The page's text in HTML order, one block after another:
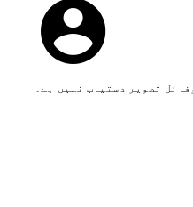
تصویر دستیاب نہیں ہے۔